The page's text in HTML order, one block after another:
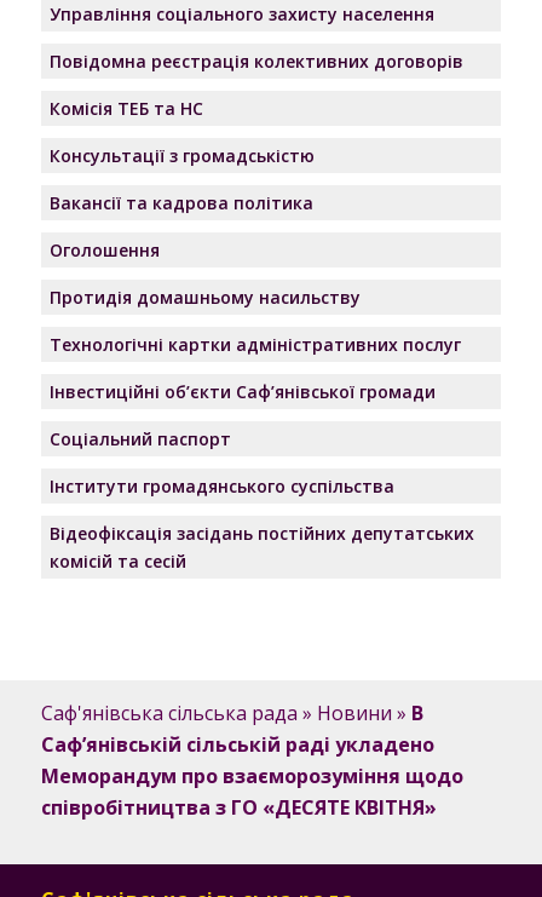
Управління соціального захисту населення
Повідомна реєстрація колективних договорів
Комісія ТЕБ та НС
Консультації з громадськістю
Вакансії та кадрова політика
Оголошення
Протидія домашньому насильству
Технологічні картки адміністративних послуг
Інвестиційні об’єкти Саф’янівської громади
Соціальний паспорт
Інститути громадянського суспільства
Відеофіксація засідань постійних депутатських
комісій та сесій
Саф'янівська сільська рада » Новини » В
Саф’янівській сільській раді укладено
Меморандум про взаєморозуміння щодо
співробітництва з ГО «ДЕСЯТЕ КВІТНЯ»